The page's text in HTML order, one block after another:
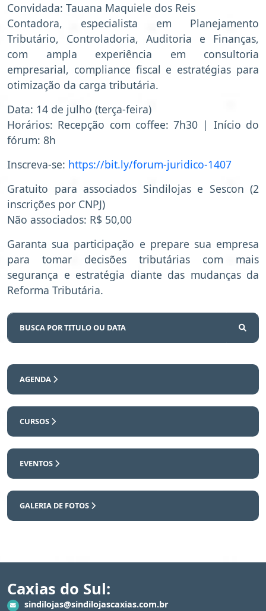
Convidada: Tauana Maquiele dos Reis
Contadora, especialista em Planejamento
Tributário, Controladoria, Auditoria e Finanças,
com ampla experiência em consultoria
empresarial, compliance fiscal e estratégias para
otimização da carga tributária.
Data: 14 de julho (terça-feira)
Horários: Recepção com coffee: 7h30 | Início do
fórum: 8h
Inscreva-se: https://bit.ly/forum-juridico-1407
Gratuito para associados Sindilojas e Sescon (2
inscrições por CNPJ)
Não associados: R$ 50,00
Garanta sua participação e prepare sua empresa
para tomar decisões tributárias com mais
segurança e estratégia diante das mudanças da
Reforma Tributária.
AGENDA
CURSOS
EVENTOS
GALERIA DE FOTOS
Caxias do Sul:
sindilojas@sindilojascaxias.com.br